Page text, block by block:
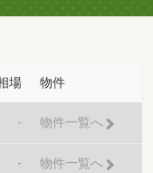
場 物件
- 物件一覧へ
- 物件一覧へ